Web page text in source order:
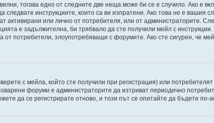
тогава едно от следните две неща може би се е случило. Ако е
следвате инструкциите, които са ви изпратени. Ако това не е вашия
активирани или лично от потребителя, или от администраторите.
е задължителна, би трябвало да сте получили мейл с
от потребители, злоупотребяващи с форумите. Ако сте сигурен, че
с мейла, който сте получили при регистрация) или
форуми е администраторите да изтриват периодично
да се регистрирате отново, и този път се опитайте да бъдете по-